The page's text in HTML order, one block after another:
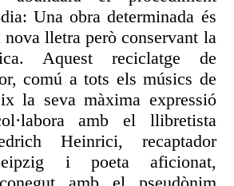
Una obra determinada és
nova lletra però conservant la
Aquest reciclatge de
comú a tots els músics de
la seva màxima expressió
amb el llibretista
Heinrici, recaptador
i poeta aficionat,